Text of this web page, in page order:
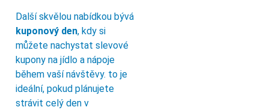
Další skvělou nabídkou bývá
kuponový den, kdy si
můžete nachystat slevové
kupony na jídlo a nápoje
během vaší návštěvy. to je
ideální, pokud plánujete
strávit celý den v